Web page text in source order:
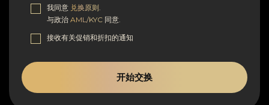
我同意 兑换原则
与政治 AML/KYC 同意.
接收有关促销和折扣的通知
开始交换